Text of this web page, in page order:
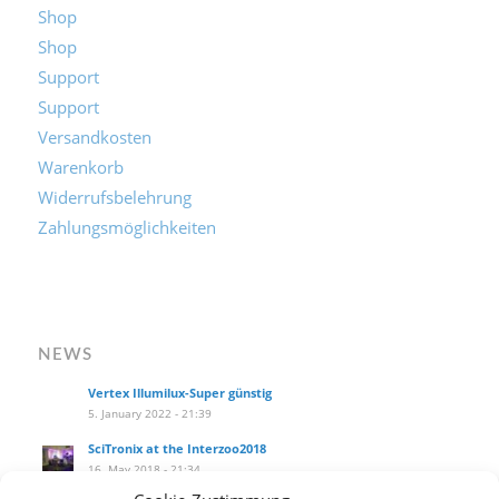
Shop
Shop
Support
Support
Versandkosten
Warenkorb
Widerrufsbelehrung
Zahlungsmöglichkeiten
NEWS
Vertex Illumilux-Super günstig
5. January 2022 - 21:39
SciTronix at the Interzoo2018
16. May 2018 - 21:34